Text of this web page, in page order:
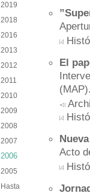
2019
2018
2016
2013
2012
2011
2010
2009
2008
2007
2006
2005
Hasta
El
Acto